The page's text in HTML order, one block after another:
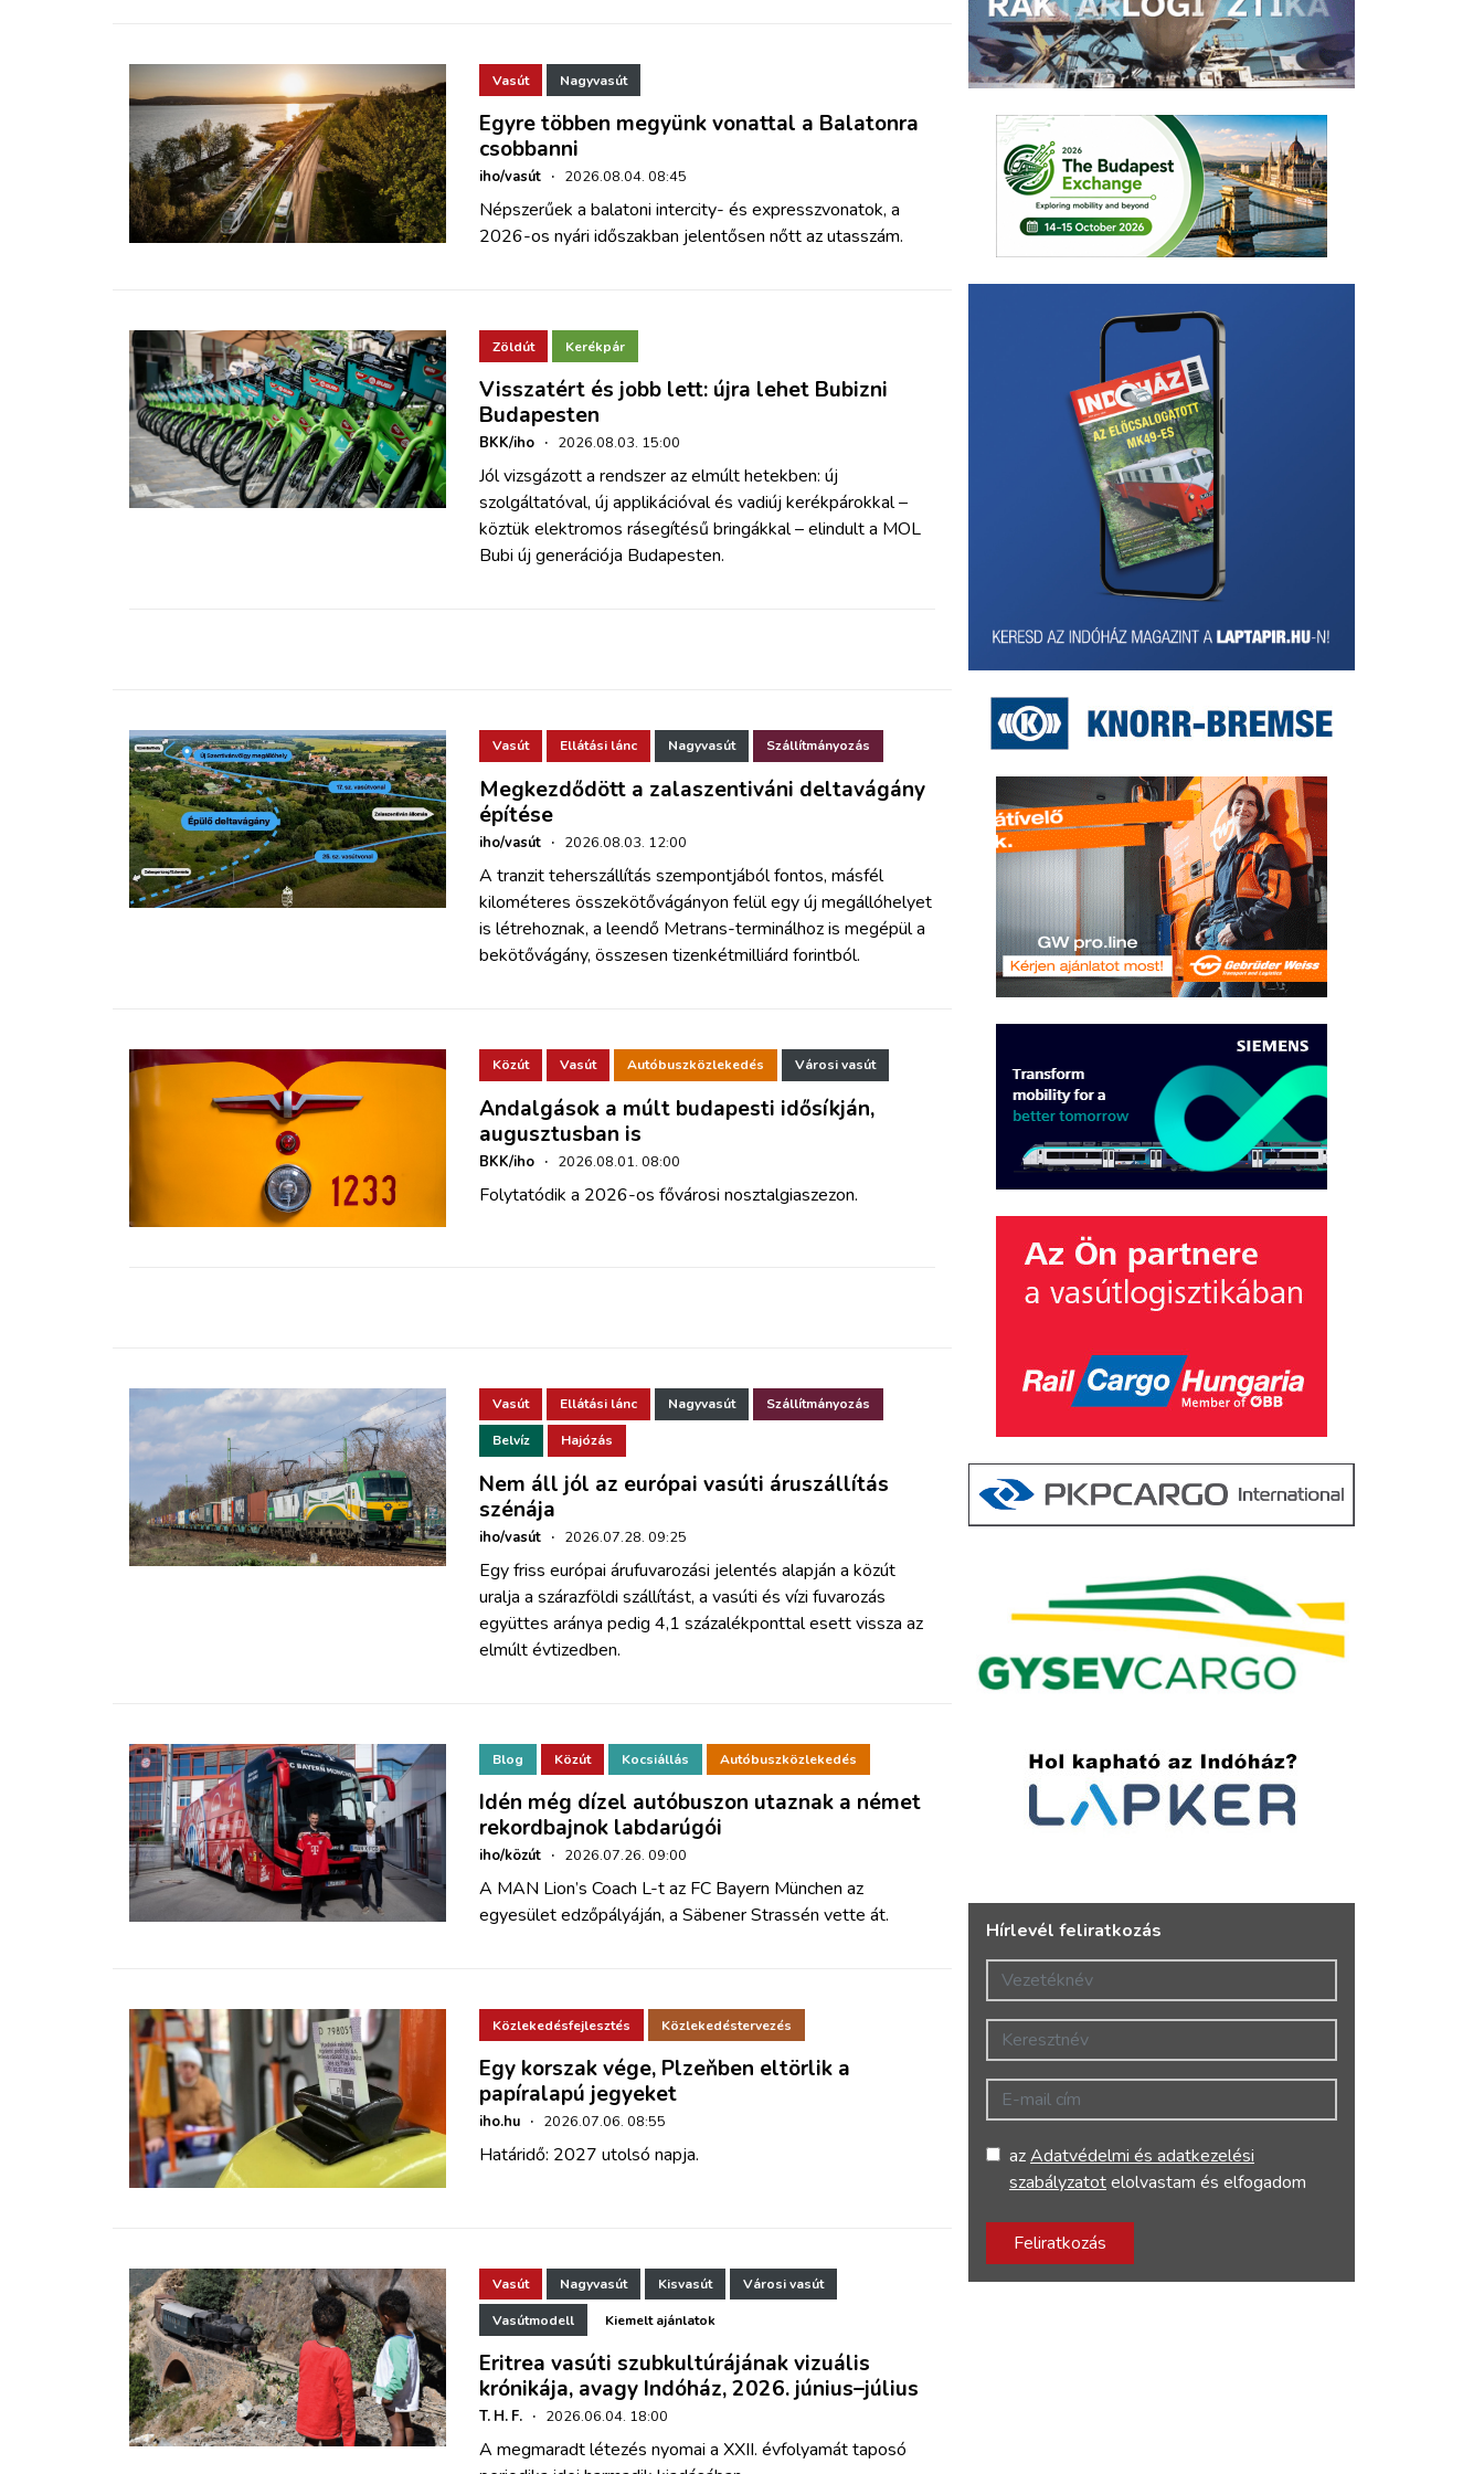
Vasút Nagyvasút
Egyre többen megyünk vonattal a Balatonra
csobbanni
iho/vasút · 2026.08.04. 08:45
Népszerűek a balatoni intercity- és expresszvonatok, a
2026-os nyári időszakban jelentősen nőtt az utasszám.
Zöldút Kerékpár
Visszatért és jobb lett: újra lehet Bubizni
Budapesten
BKK/iho · 2026.08.03. 15:00
Jól vizsgázott a rendszer az elmúlt hetekben: új
szolgáltatóval, új applikációval és vadiúj kerékpárokkal –
köztük elektromos rásegítésű bringákkal – elindult a MOL
Bubi új generációja Budapesten.
Vasút Ellátási lánc Nagyvasút Szállítmányozás
Megkezdődött a zalaszentiváni deltavágány
építése
iho/vasút · 2026.08.03. 12:00
A tranzit teherszállítás szempontjából fontos, másfél
kilométeres összekötővágányon felül egy új megállóhelyet
is létrehoznak, a leendő Metrans-terminálhoz is megépül a
bekötővágány, összesen tizenkétmilliárd forintból.
Közút Vasút Autóbuszközlekedés Városi vasút
Andalgások a múlt budapesti idősíkján,
augusztusban is
BKK/iho · 2026.08.01. 08:00
Folytatódik a 2026-os fővárosi nosztalgiaszezon.
Vasút Ellátási lánc Nagyvasút Szállítmányozás
Belvíz Hajózás
Nem áll jól az európai vasúti áruszállítás
szénája
iho/vasút · 2026.07.28. 09:25
Egy friss európai árufuvarozási jelentés alapján a közút
uralja a szárazföldi szállítást, a vasúti és vízi fuvarozás
együttes aránya pedig 4,1 százalékponttal esett vissza az
elmúlt évtizedben.
Blog Közút Kocsiállás Autóbuszközlekedés
Idén még dízel autóbuszon utaznak a német
rekordbajnok labdarúgói
iho/közút · 2026.07.26. 09:00
A MAN Lion’s Coach L-t az FC Bayern München az
egyesület edzőpályáján, a Säbener Strassén vette át.
Közlekedésfejlesztés Közlekedéstervezés
Egy korszak vége, Plzeňben eltörlik a
papíralapú jegyeket
iho.hu · 2026.07.06. 08:55
Határidő: 2027 utolsó napja.
Vasút Nagyvasút Kisvasút Városi vasút
Vasútmodell Kiemelt ajánlatok
Eritrea vasúti szubkultúrájának vizuális
krónikája, avagy Indóház, 2026. június–július
T. H. F. · 2026.06.04. 18:00
A megmaradt létezés nyomai a XXII. évfolyamát taposó
Hírlevél feliratkozás
Vezetéknév
Keresztnév
E-mail cím
azAdatvédelmi és adatkezelési
szabályzatotelolvastam és elfogadom
Feliratkozás